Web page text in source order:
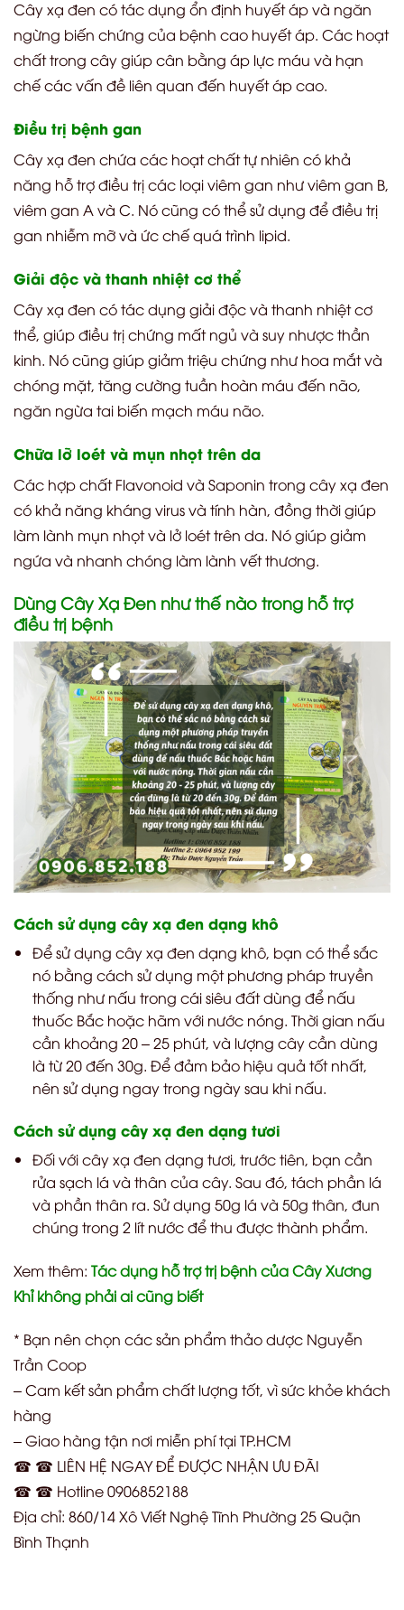
Cây xạ đen có tác dụng ổn định huyết áp và ngăn
ngừng biến chứng của bệnh cao huyết áp. Các hoạt
chất trong cây giúp cân bằng áp lực máu và hạn
chế các vấn đề liên quan đến huyết áp cao.
Điều trị bệnh gan
Cây xạ đen chứa các hoạt chất tự nhiên có khả
năng hỗ trợ điều trị các loại viêm gan như viêm gan B,
viêm gan A và C. Nó cũng có thể sử dụng để điều trị
gan nhiễm mỡ và ức chế quá trình lipid.
Giải độc và thanh nhiệt cơ thể
Cây xạ đen có tác dụng giải độc và thanh nhiệt cơ
thể, giúp điều trị chứng mất ngủ và suy nhược thần
kinh. Nó cũng giúp giảm triệu chứng như hoa mắt và
chóng mặt, tăng cường tuần hoàn máu đến não,
ngăn ngừa tai biến mạch máu não.
Chữa lỡ loét và mụn nhọt trên da
Các hợp chất Flavonoid và Saponin trong cây xạ đen
có khả năng kháng virus và tính hàn, đồng thời giúp
làm lành mụn nhọt và lở loét trên da. Nó giúp giảm
ngứa và nhanh chóng làm lành vết thương.
Dùng Cây Xạ Đen như thế nào trong hỗ trợ
điều trị bệnh
Cách sử dụng cây xạ đen dạng khô
Để sử dụng cây xạ đen dạng khô, bạn có thể sắc
nó bằng cách sử dụng một phương pháp truyền
thống như nấu trong cái siêu đất dùng để nấu
thuốc Bắc hoặc hãm với nước nóng. Thời gian nấu
cần khoảng 20 – 25 phút, và lượng cây cần dùng
là từ 20 đến 30g. Để đảm bảo hiệu quả tốt nhất,
nên sử dụng ngay trong ngày sau khi nấu.
Cách sử dụng cây xạ đen dạng tươi
Đối với cây xạ đen dạng tươi, trước tiên, bạn cần
rửa sạch lá và thân của cây. Sau đó, tách phần lá
và phần thân ra. Sử dụng 50g lá và 50g thân, đun
chúng trong 2 lít nước để thu được thành phẩm.
Xem thêm: Tác dụng hỗ trợ trị bệnh của Cây Xương
Khỉ không phải ai cũng biết
* Bạn nên chọn các sản phẩm thảo dược Nguyễn
Trần Coop
– Cam kết sản phẩm chất lượng tốt, vì sức khỏe khách
hàng
– Giao hàng tận nơi miễn phí tại TP.HCM
☎ ☎ LIÊN HỆ NGAY ĐỂ ĐƯỢC NHẬN ƯU ĐÃI
☎ ☎ Hotline 0906852188
Địa chỉ: 860/14 Xô Viết Nghệ Tĩnh Phường 25 Quận
Bình Thạnh